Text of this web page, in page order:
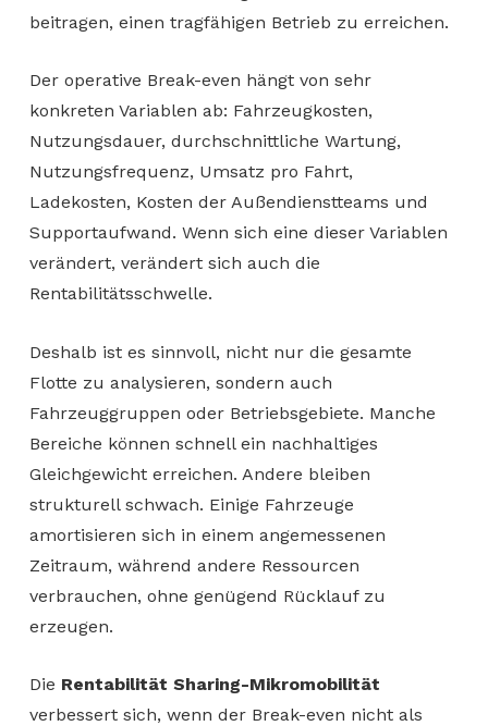
beitragen, einen tragfähigen Betrieb zu erreichen.
Der operative Break-even hängt von sehr
konkreten Variablen ab: Fahrzeugkosten,
Nutzungsdauer, durchschnittliche Wartung,
Nutzungsfrequenz, Umsatz pro Fahrt,
Ladekosten, Kosten der Außendienstteams und
Supportaufwand. Wenn sich eine dieser Variablen
verändert, verändert sich auch die
Rentabilitätsschwelle.
Deshalb ist es sinnvoll, nicht nur die gesamte
Flotte zu analysieren, sondern auch
Fahrzeuggruppen oder Betriebsgebiete. Manche
Bereiche können schnell ein nachhaltiges
Gleichgewicht erreichen. Andere bleiben
strukturell schwach. Einige Fahrzeuge
amortisieren sich in einem angemessenen
Zeitraum, während andere Ressourcen
verbrauchen, ohne genügend Rücklauf zu
erzeugen.
Die Rentabilität Sharing-Mikromobilität
verbessert sich, wenn der Break-even nicht als